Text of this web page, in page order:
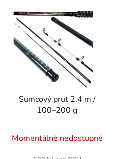
Sumcový prut 2,4 m /
100–200 g
Momentálně nedostupné